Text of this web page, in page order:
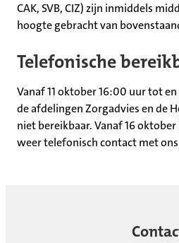
CAK, SVB, CIZ) zijn inmiddels
hoogte gebracht van
Telefonische
Vanaf 11 oktober 16:00 uur tot
de afdelingen Zorgadvies en de
niet bereikbaar. Vanaf 16
weer telefonisch contact met